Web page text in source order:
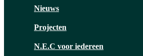
Nieuws
Projecten
N.E.C voor iedereen